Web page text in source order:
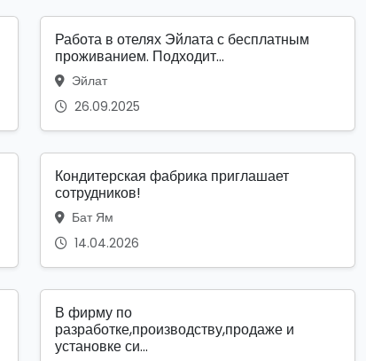
Работа в отелях Эйлата с бесплатным
проживанием. Подходит...
Эйлат
26.09.2025
Кондитерская фабрика приглашает
сотрудников!
Бат Ям
14.04.2026
В фирму по
разработке,производству,продаже и
установке си...